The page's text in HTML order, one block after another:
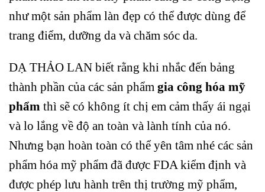
như một sản phẩm làn đẹp có thể được dùng để
trang điểm, dưỡng da và chăm sóc da.
DẠ THẢO LAN biết rằng khi nhắc đến bảng
thành phần của các sản phẩm gia công hóa mỹ
phẩm thì sẽ có không ít chị em cảm thấy ái ngại
và lo lắng về độ an toàn và lành tính của nó.
Nhưng bạn hoàn toàn có thể yên tâm nhé các sản
phẩm hóa mỹ phẩm đã được FDA kiểm định và
được phép lưu hành trên thị trường mỹ phẩm,